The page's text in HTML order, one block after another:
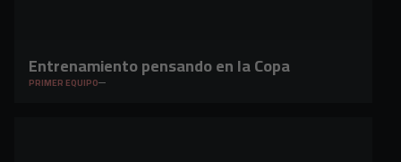
Entrenamiento pensando en la Copa
PRIMER EQUIPO